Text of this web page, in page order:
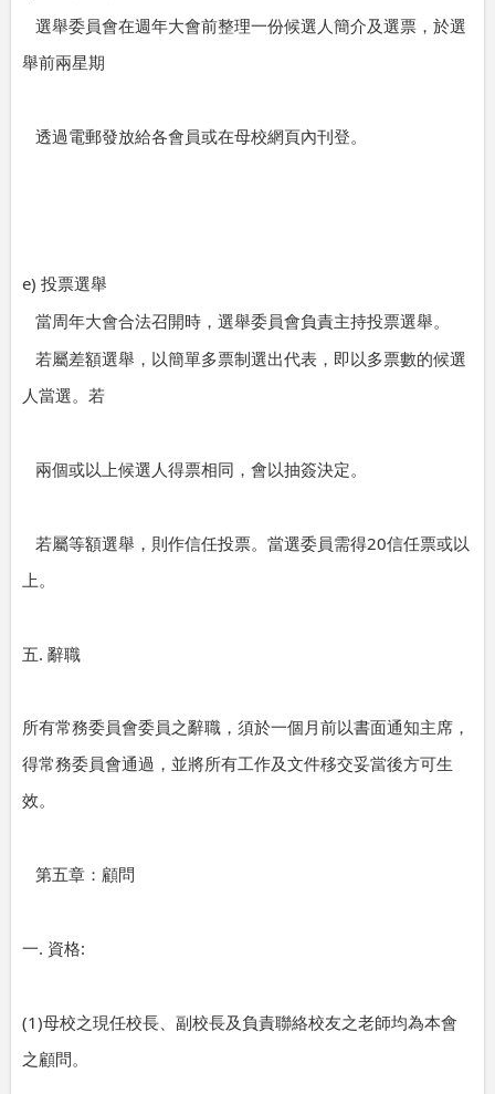
選舉委員會在週年大會前整理一份候選人簡介及選票，於選
舉前兩星期
透過電郵發放給各會員或在母校網頁內刊登。
e) 投票選舉
當周年大會合法召開時，選舉委員會負責主持投票選舉。
若屬差額選舉，以簡單多票制選出代表，即以多票數的候選
人當選。若
兩個或以上候選人得票相同，會以抽簽決定。
若屬等額選舉，則作信任投票。當選委員需得20信任票或以
上。
五. 辭職
所有常務委員會委員之辭職，須於一個月前以書面通知主席，
得常務委員會通過，並將所有工作及文件移交妥當後方可生
效。
第五章：顧問
一. 資格:
(1)母校之現任校長、副校長及負責聯絡校友之老師均為本會
之顧問。